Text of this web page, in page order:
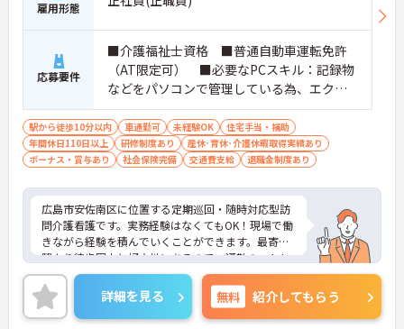
雇用形態
応募要件
■介護福祉士資格 ■普通自動車運転免許
（AT限定可） ■必要なPCスキル：記録物
などをパソコンで管理している為、エクセ
ル・ワードの文字入力ができる方（スピー
ドは重視していません） ■経験不問
駅から徒歩10分以内 車通勤可 未経験OK
住宅手当・補助
年間休日110日以上
研修制度あり
産休･育休･介護休暇取得実績あり
ボーナス・賞与あり
社会保険完備 交通費支給 退職金制度あり
広島市安佐南区に位置する定期巡回・随時対応型訪
問介護看護です。実務経験はなくてもOK！現場で働
きながら経験を積んでいくことができます。最寄り
駅より徒歩圏内と好立地にあるので、通勤のストレ
スが少ないのも嬉しいポイントです。ご興味をお持
ちの方はお気軽にお問い合わせください。
詳細を見る 無料 紹介してもらう